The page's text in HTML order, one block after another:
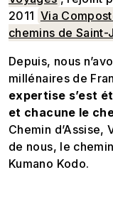
2011 Via
chemins de
Depuis, nous
millénaires de
expertise s’est
et chacune le
Chemin d’Assise,
de nous, le
Kumano Kodo.